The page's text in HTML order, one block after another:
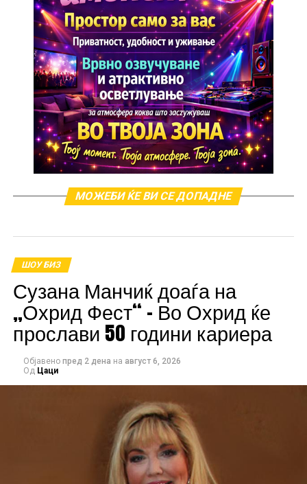
Спасовска, Огнен Здравковски, Миле Кузмановски и
Сабота 28 јуни пред салата Расадник граѓаните ќе ги
забавуваат Next Time, 2Bona и Слаткаристика.
МОЖЕБИ ЌЕ ВИ СЕ ДОПАДНЕ
ШОУ БИЗ
Сузана Манчиќ доаѓа на
„Охрид Фест“ – Во Охрид ќе
прослави 50 години кариера
Објавено пред 2 дена на август 6, 2026
Од Цаци